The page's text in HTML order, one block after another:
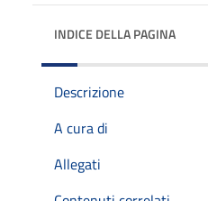
INDICE DELLA PAGINA
Descrizione
A cura di
Allegati